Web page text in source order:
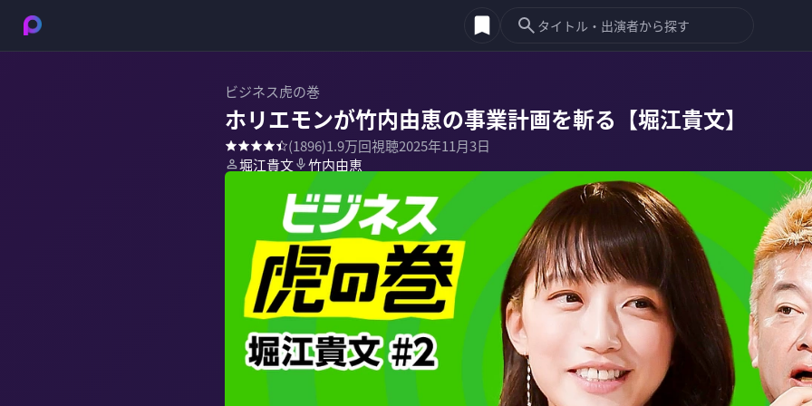
ビジネス虎の巻
ホリエモンが竹内由恵の事業計画を斬る【堀江貴文】
(1896)1.9万回視聴2025年11月3日
堀江貴文
竹内由恵